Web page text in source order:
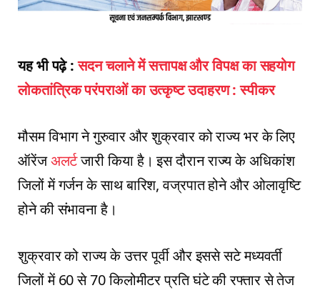
यह भी पढ़े :सदन चलाने में सत्तापक्ष और विपक्ष का सहयोग
लोकतांत्रिक परंपराओं का उत्कृष्ट उदाहरण : स्पीकर
मौसम विभाग ने गुरुवार और शुक्रवार को राज्य भर के लिए
ऑरेंजअलर्टजारी किया है। इस दौरान राज्य के अधिकांश
जिलों में गर्जन के साथ बारिश, वज्रपात होने और ओलावृष्टि
होने की संभावना है।
शुक्रवार को राज्य के उत्तर पूर्वी और इससे सटे मध्यवर्ती
जिलों में 60 से 70 किलोमीटर प्रति घंटे की रफ्तार से तेज